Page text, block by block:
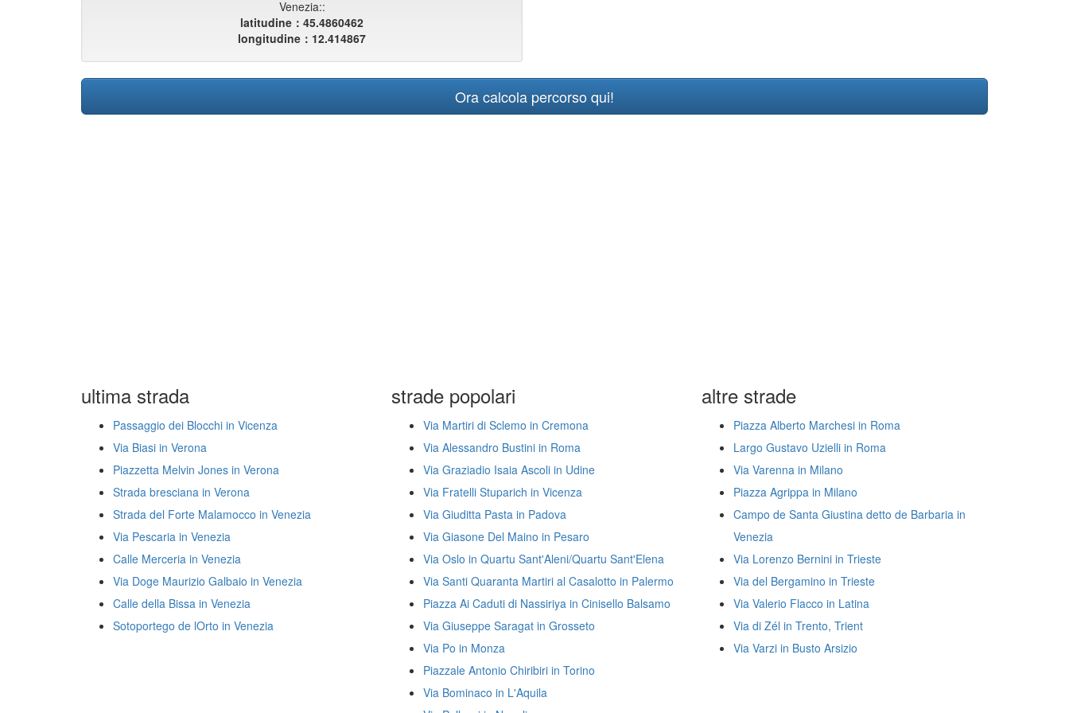
Venezia::
latitudine：45.4860462
longitudine：12.414867
Ora calcola percorso qui!
ultima strada
Passaggio dei Blocchi in Vicenza
Via Biasi in Verona
Piazzetta Melvin Jones in Verona
Strada bresciana in Verona
Strada del Forte Malamocco in Venezia
Via Pescaria in Venezia
Calle Merceria in Venezia
Via Doge Maurizio Galbaio in Venezia
Calle della Bissa in Venezia
Sotoportego de lOrto in Venezia
strade popolari
Via Martiri di Sclemo in Cremona
Via Alessandro Bustini in Roma
Via Graziadio Isaia Ascoli in Udine
Via Fratelli Stuparich in Vicenza
Via Giuditta Pasta in Padova
Via Giasone Del Maino in Pesaro
Via Oslo in Quartu Sant'Aleni/Quartu Sant'Elena
Via Santi Quaranta Martiri al Casalotto in Palermo
Piazza Ai Caduti di Nassiriya in Cinisello Balsamo
Via Giuseppe Saragat in Grosseto
Via Po in Monza
Piazzale Antonio Chiribiri in Torino
Via Bominaco in L'Aquila
altre strade
Piazza Alberto Marchesi in Roma
Largo Gustavo Uzielli in Roma
Via Varenna in Milano
Piazza Agrippa in Milano
Campo de Santa Giustina detto de Barbaria in
Venezia
Via Lorenzo Bernini in Trieste
Via del Bergamino in Trieste
Via Valerio Flacco in Latina
Via di Zél in Trento, Trient
Via Varzi in Busto Arsizio